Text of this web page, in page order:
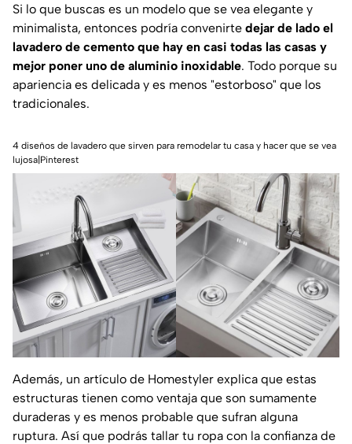
Si lo que buscas es un modelo que se vea elegante y
minimalista, entonces podría convenirte dejar de lado el
lavadero de cemento que hay en casi todas las casas y
mejor poner uno de aluminio inoxidable. Todo porque su
apariencia es delicada y es menos "estorboso" que los
tradicionales.
4 diseños de lavadero que sirven para remodelar tu casa y hacer que se vea
lujosa|Pinterest
Además, un artículo de Homestyler explica que estas
estructuras tienen como ventaja que son sumamente
duraderas y es menos probable que sufran alguna
ruptura. Así que podrás tallar tu ropa con la confianza de